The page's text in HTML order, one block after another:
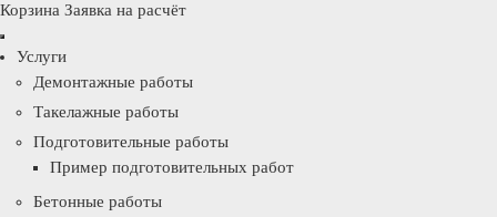
Корзина Заявка на расчёт
Услуги
Демонтажные работы
Такелажные работы
Подготовительные работы
Пример подготовительных работ
Бетонные работы